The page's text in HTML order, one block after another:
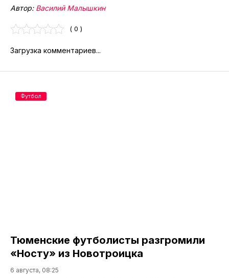
Автор: Василий Малышкин
( 0 )
Загрузка комментариев...
Тюменские футболисты разгромили
«Носту» из Новотроицка
6 августа, 08:25
Футбол